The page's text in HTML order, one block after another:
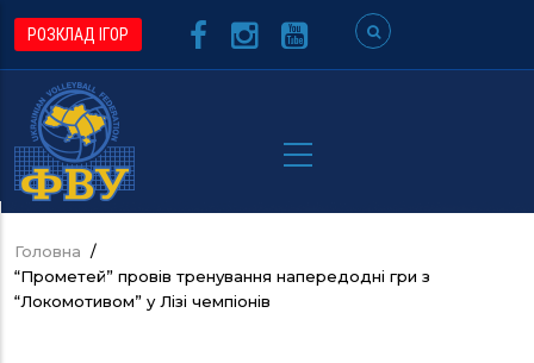
Перейти
основного
вмісту
РОЗКЛАД ІГОР
Рядок
навіґації
Головна /
“Прометей” провів тренування напередодні гри з
“Локомотивом” у Лізі чемпіонів